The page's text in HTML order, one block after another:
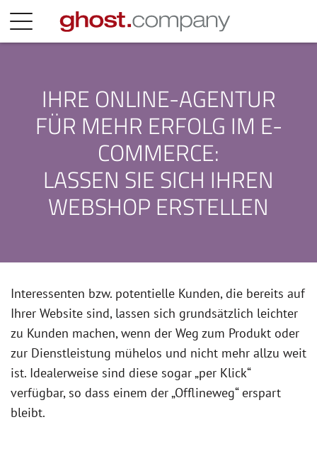
IHRE ONLINE-AGENTUR
FÜR MEHR ERFOLG IM E-
COMMERCE:
LASSEN SIE SICH IHREN
WEBSHOP ERSTELLEN
Interessenten bzw. potentielle Kunden, die bereits auf
Ihrer Website sind, lassen sich grundsätzlich leichter
zu Kunden machen, wenn der Weg zum Produkt oder
zur Dienstleistung mühelos und nicht mehr allzu weit
ist. Idealerweise sind diese sogar „per Klick“
verfügbar, so dass einem der „Offlineweg“ erspart
bleibt.